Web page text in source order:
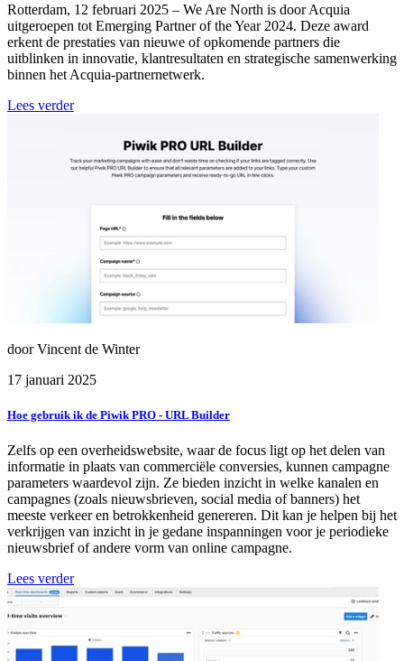
Rotterdam, 12 februari 2025 – We Are North is door Acquia
uitgeroepen tot Emerging Partner of the Year 2024. Deze award
erkent de prestaties van nieuwe of opkomende partners die
uitblinken in innovatie, klantresultaten en strategische samenwerking
binnen het Acquia-partnernetwerk.
Lees verder
door Vincent de Winter
17 januari 2025
Hoe gebruik ik de Piwik PRO - URL Builder
Zelfs op een overheidswebsite, waar de focus ligt op het delen van
informatie in plaats van commerciële conversies, kunnen campagne
parameters waardevol zijn. Ze bieden inzicht in welke kanalen en
campagnes (zoals nieuwsbrieven, social media of banners) het
meeste verkeer en betrokkenheid genereren. Dit kan je helpen bij het
verkrijgen van inzicht in je gedane inspanningen voor je periodieke
nieuwsbrief of andere vorm van online campagne.
Lees verder